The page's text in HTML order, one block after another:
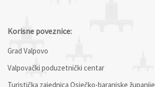
Korisne poveznice:
Grad Valpovo
Valpovački poduzetnički centar
Turistička zajednica Osječko-baranjske županije